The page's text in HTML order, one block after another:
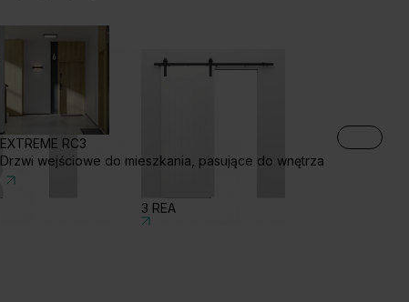
EXTREME RC3
Drzwi wejściowe do mieszkania, pasujące do wnętrza
3 REA